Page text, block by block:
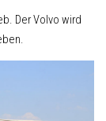
Der Volvo wird